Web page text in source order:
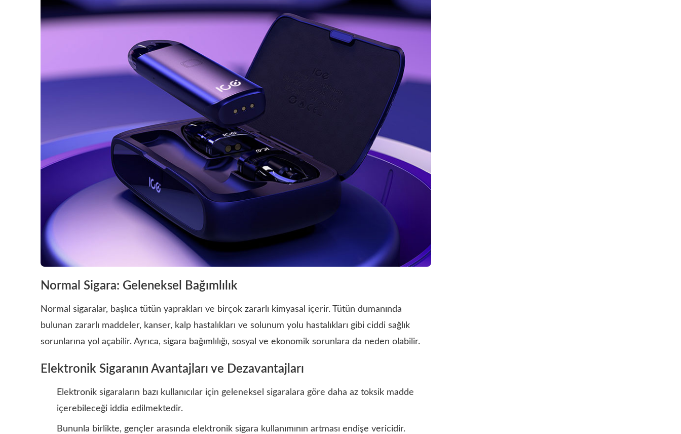
Normal Sigara: Geleneksel Bağımlılık
Normal sigaralar, başlıca tütün yaprakları ve birçok zararlı kimyasal içerir. Tütün dumanında
bulunan zararlı maddeler, kanser, kalp hastalıkları ve solunum yolu hastalıkları gibi ciddi sağlık
sorunlarına yol açabilir. Ayrıca, sigara bağımlılığı, sosyal ve ekonomik sorunlara da neden olabilir.
Elektronik Sigaranın Avantajları ve Dezavantajları
Elektronik sigaraların bazı kullanıcılar için geleneksel sigaralara göre daha az toksik madde
içerebileceği iddia edilmektedir.
Bununla birlikte, gençler arasında elektronik sigara kullanımının artması endişe vericidir.